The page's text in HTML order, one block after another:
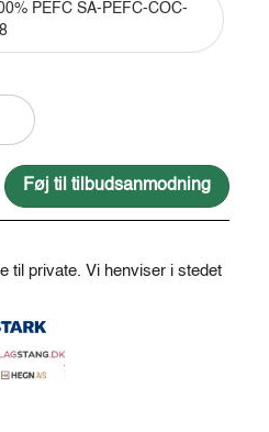
PEFC SA-PEFC-COC-
Føj til tilbudsanmodning
private. Vi henviser i stedet